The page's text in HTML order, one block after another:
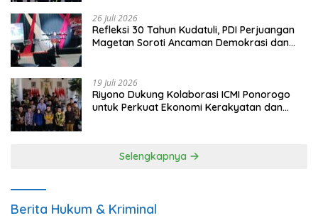
26 Juli 2026
Refleksi 30 Tahun Kudatuli, PDI Perjuangan
Magetan Soroti Ancaman Demokrasi dan
19 Juli 2026
Riyono Dukung Kolaborasi ICMI Ponorogo
untuk Perkuat Ekonomi Kerakyatan dan
Selengkapnya
Berita Hukum & Kriminal